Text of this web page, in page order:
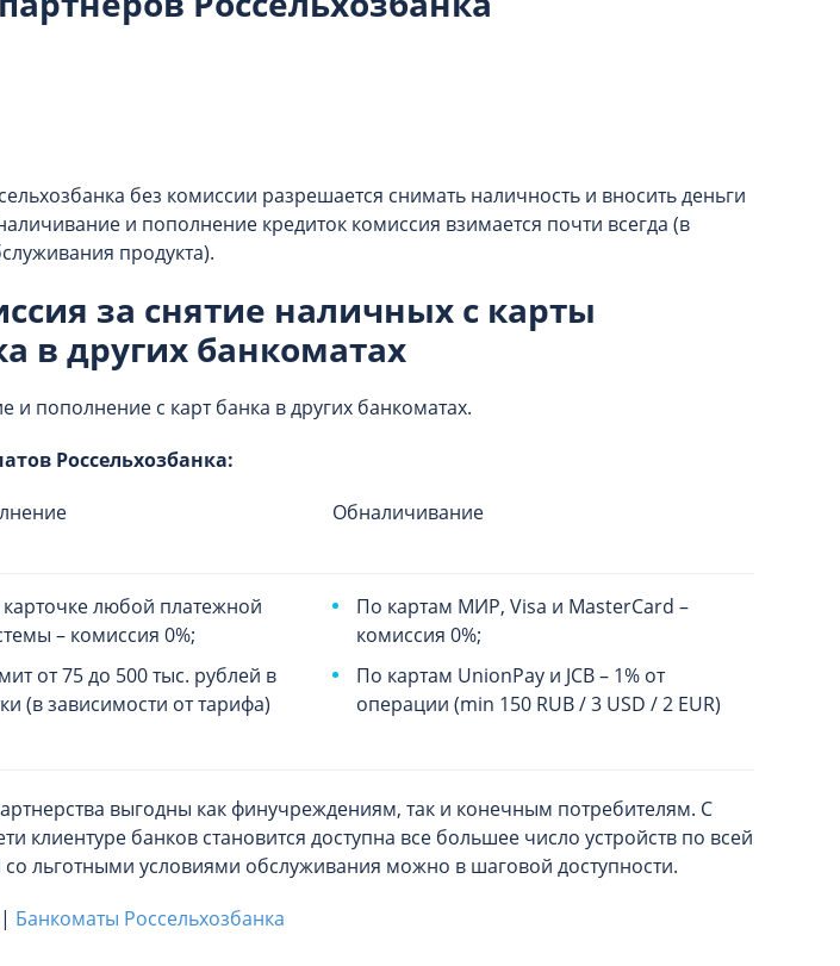
без комиссии разрешается снимать наличность и вносить деньги
и пополнение кредиток комиссия взимается почти всегда (в
продукта).
за снятие наличных с карты
в других банкоматах
и пополнение с карт банка в других банкоматах.
Россельхозбанка:
Обналичивание
любой платежной
– комиссия 0%;
от 75 до 500 тыс. рублей в
(в зависимости от тарифа)
По картам МИР, Visa и MasterCard –
комиссия 0%;
По картам UnionPay и JCB – 1% от
операции (min 150 RUB / 3 USD / 2 EUR)
выгодны как финучреждениям, так и конечным потребителям. С
клиентуре банков становится доступна все большее число устройств по всей
со льготными условиями обслуживания можно в шаговой доступности.
| Банкоматы Россельхозбанка